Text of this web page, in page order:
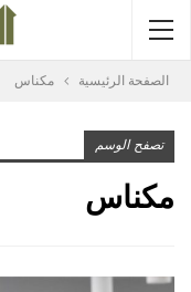
الصفحة الرئيسية مكناس
تصفح الوسم
مكناس